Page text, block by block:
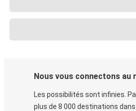
Nous vous connectons au
Les possibilités sont infinies.
plus de 8 000 destinations dans